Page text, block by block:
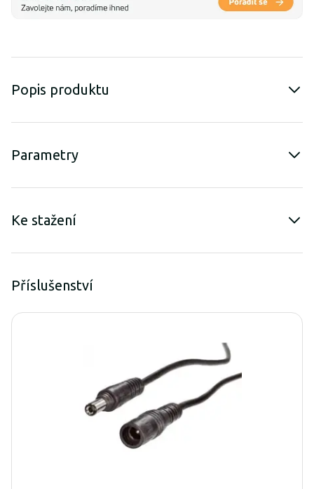
Popis produktu
Parametry
Ke stažení
Příslušenství